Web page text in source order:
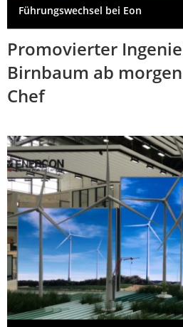
Führungswechsel bei Eon
Promovierter
Birnbaum ab
Chef